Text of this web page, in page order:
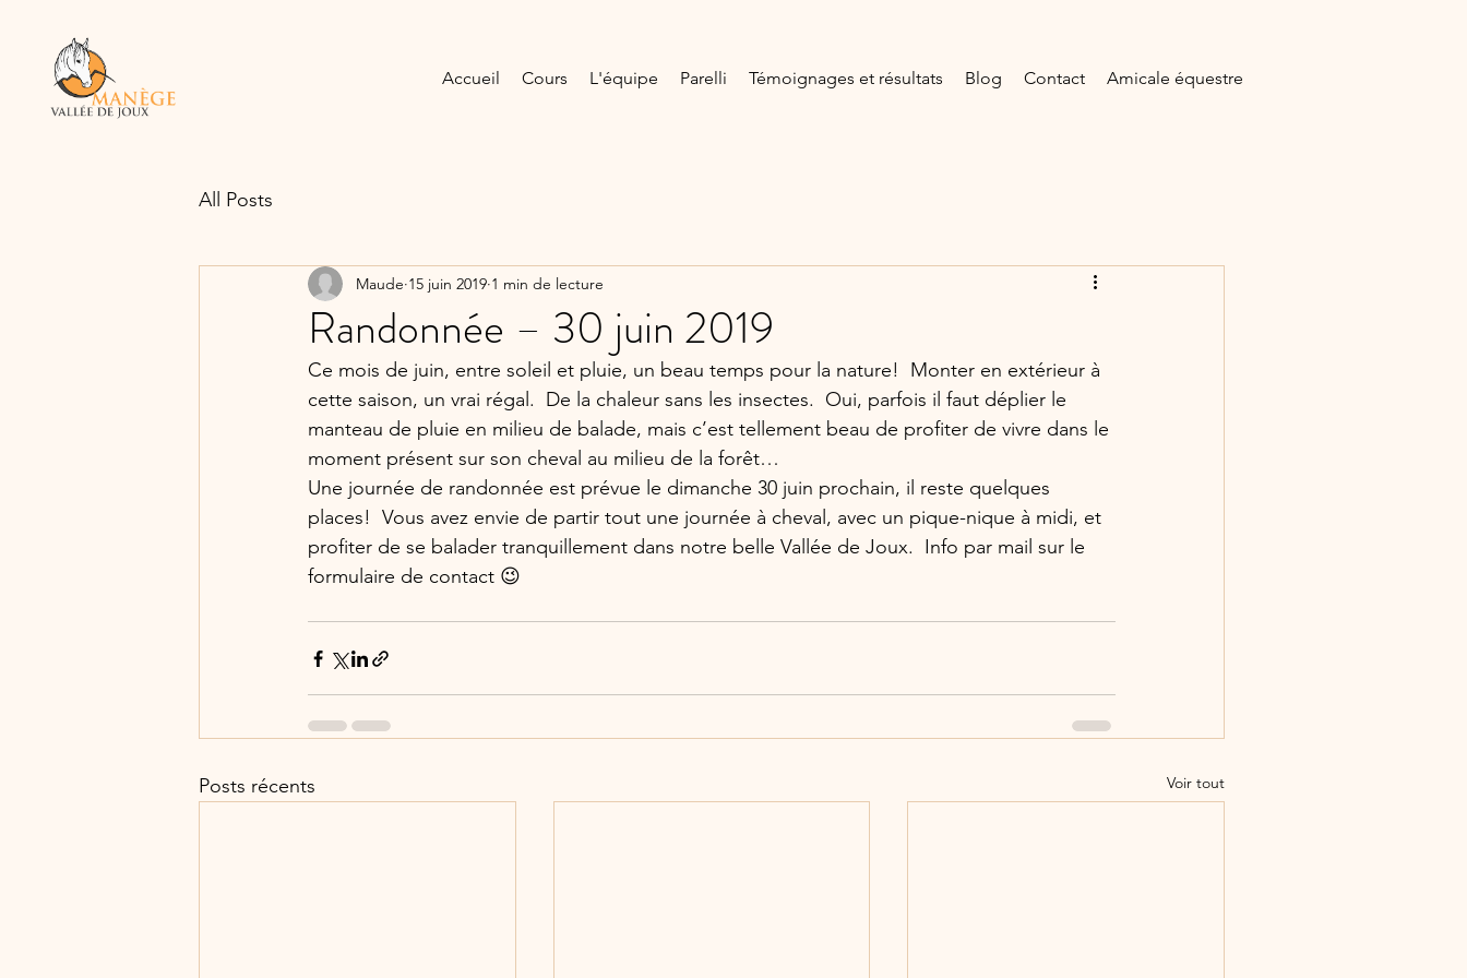
Accueil Cours L'équipe Parelli Témoignages et résultats Blog Contact Amicale équestre
All Posts
Randonnée – 30 juin 2019
Maude 15 juin 2019 1 min de lecture
Ce mois de juin, entre soleil et pluie, un beau temps pour la nature!  Monter en extérieur à
cette saison, un vrai régal.  De la chaleur sans les insectes.  Oui, parfois il faut déplier le
manteau de pluie en milieu de balade, mais c’est tellement beau de profiter de vivre dans le
moment présent sur son cheval au milieu de la forêt…
Une journée de randonnée est prévue le dimanche 30 juin prochain, il reste quelques
places!  Vous avez envie de partir tout une journée à cheval, avec un pique-nique à midi, et
profiter de se balader tranquillement dans notre belle Vallée de Joux.  Info par mail sur le
formulaire de contact 😉
Posts récents Voir tout